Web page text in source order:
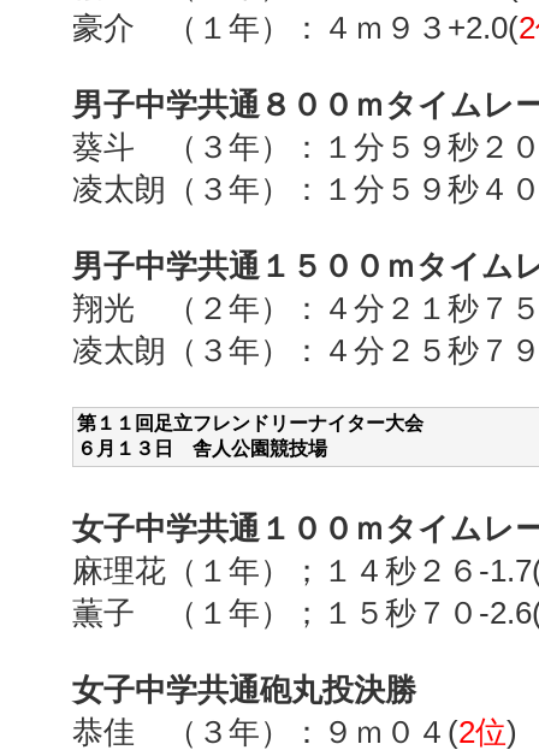
豪介 （１年）：４ｍ９３ +2.0(2
男子中学共通８００ｍタイムレ
葵斗 （３年）：１分５９秒２
凌太朗（３年）：１分５９秒４
男子中学共通１５００ｍタイム
翔光 （２年）：４分２１秒７
凌太朗（３年）：４分２５秒７
第１１回足立フレンドリーナイター大会
６月１３ 日 舎人公園競技場
女子中学共通１００ｍタイムレ
麻理花（１年）；１４秒２６ -
薫子 （１年）；１５秒７０ -
女子中学共通砲丸投決勝
恭佳 （３年）：９ｍ０４ (2位)